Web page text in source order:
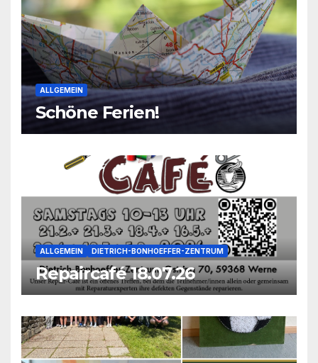
ALLGEMEIN
Schöne Ferien!
ALLGEMEIN DIETRICH-BONHOEFFER-ZENTRUM
Repaircafé 18.07.26